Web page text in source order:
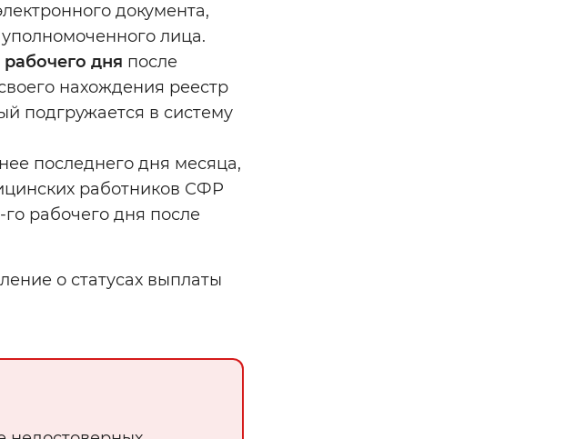
документа,
лица.
рабочего дня после
нахождения реестр
подгружается в систему
последнего дня месяца,
работников СФР
рабочего дня после
о статусах выплаты